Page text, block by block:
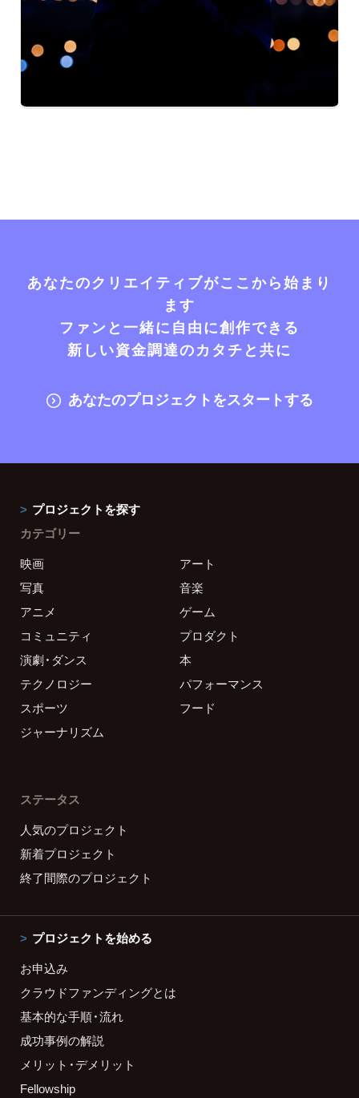
あなたのクリエイティブがここから始まり
ます
ファンと一緒に自由に創作できる
新しい資金調達のカタチと共に
あなたのプロジェクトをスタートする
プロジェクトを探す
カテゴリー
映画
アート
写真
音楽
アニメ
ゲーム
コミュニティ
プロダクト
演劇・ダンス
本
テクノロジー
パフォーマンス
スポーツ
フード
ジャーナリズム
ステータス
人気のプロジェクト
新着プロジェクト
終了間際のプロジェクト
プロジェクトを始める
お申込み
クラウドファンディングとは
基本的な手順・流れ
成功事例の解説
メリット・デメリット
Fellowship